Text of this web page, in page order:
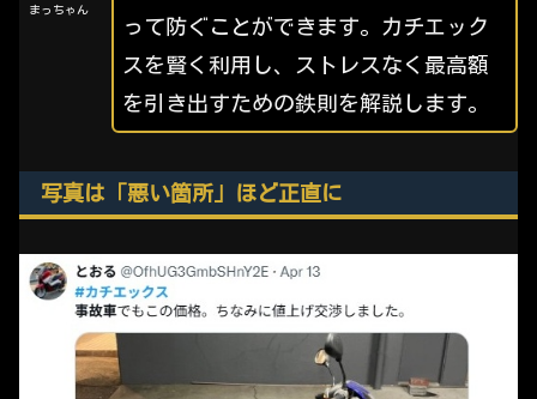
まっちゃん
って防ぐことができます。カチエック
スを賢く利用し、ストレスなく最高額
を引き出すための鉄則を解説します。
写真は「悪い箇所」ほど正直に